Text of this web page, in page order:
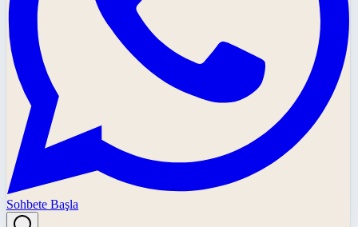
Sohbete Başla